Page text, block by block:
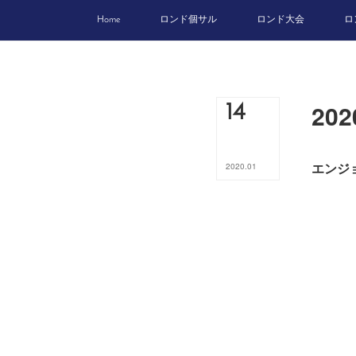
Home ロンド個サル ロンド大会
14
2020.01 エンジ